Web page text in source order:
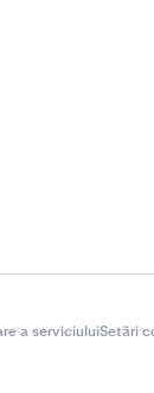
a serviciuluiSetări